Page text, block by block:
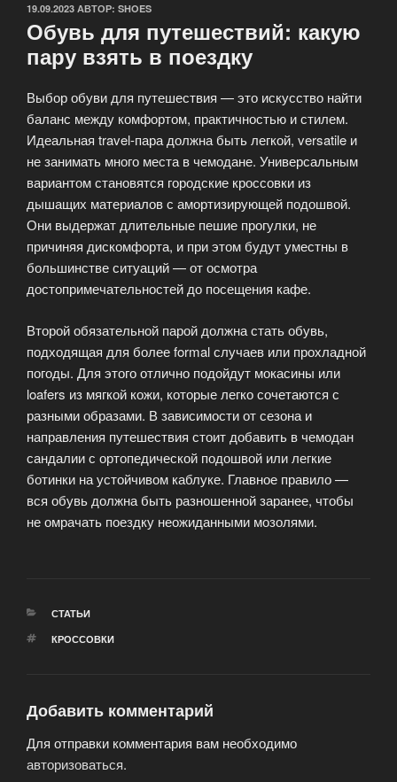
ОПУБЛИКОВАНО
19.09.2023 АВТОР: SHOES
Обувь для путешествий: какую
пару взять в поездку
Выбор обуви для путешествия — это искусство найти
баланс между комфортом, практичностью и стилем.
Идеальная travel-пара должна быть легкой, versatile и
не занимать много места в чемодане. Универсальным
вариантом становятся городские кроссовки из
дышащих материалов с амортизирующей подошвой.
Они выдержат длительные пешие прогулки, не
причиняя дискомфорта, и при этом будут уместны в
большинстве ситуаций — от осмотра
достопримечательностей до посещения кафе.
Второй обязательной парой должна стать обувь,
подходящая для более formal случаев или прохладной
погоды. Для этого отлично подойдут мокасины или
loafers из мягкой кожи, которые легко сочетаются с
разными образами. В зависимости от сезона и
направления путешествия стоит добавить в чемодан
сандалии с ортопедической подошвой или легкие
ботинки на устойчивом каблуке. Главное правило —
вся обувь должна быть разношенной заранее, чтобы
не омрачать поездку неожиданными мозолями.
РУБРИКИ
СТАТЬИ
МЕТКИ
КРОССОВКИ
Добавить комментарий
Для отправки комментария вам необходимо
авторизоваться.